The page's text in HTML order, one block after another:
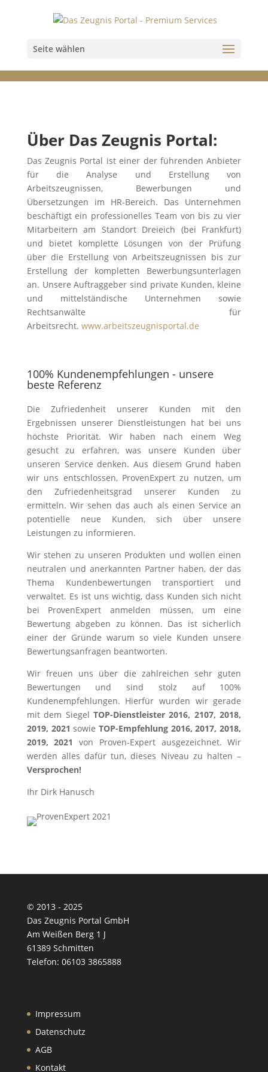
Seite wählen
Über Das Zeugnis Portal:
Das Zeugnis Portal ist einer der führenden Anbieter
für die Analyse und Erstellung von
Arbeitszeugnissen, Bewerbungen und
Übersetzungen im HR-Bereich. Das Unternehmen
beschäftigt ein professionelles Team von bis zu vier
Mitarbeitern am Standort Dreieich (bei Frankfurt)
und bietet komplette Lösungen von der Prüfung
über die Erstellung von Arbeitszeugnissen bis zur
Erstellung der kompletten Bewerbungsunterlagen
an. Unsere Auftraggeber sind private Kunden, kleine
und mittelständische Unternehmen sowie
Rechtsanwälte für
Arbeitsrecht. www.arbeitszeugnisportal.de
100% Kundenempfehlungen - unsere
beste Referenz
Die Zufriedenheit unserer Kunden mit den
Ergebnissen unserer Dienstleistungen hat bei uns
höchste Priorität. Wir haben nach einem Weg
gesucht zu erfahren, was unsere Kunden über
unseren Service denken. Aus diesem Grund haben
wir uns entschlossen, ProvenExpert zu nutzen, um
den Zufriedenheitsgrad unserer Kunden zu
ermitteln. Wir sehen das auch als einen Service an
potentielle neue Kunden, sich über unsere
Leistungen zu informieren.
Wir stehen zu unseren Produkten und wollen einen
neutralen und anerkannten Partner haben, der das
Thema Kundenbewertungen transportiert und
verwaltet. Es ist uns wichtig, dass Kunden sich nicht
bei ProvenExpert anmelden müssen, um eine
Bewertung abgeben zu können. Das ist sicherlich
einer der Gründe warum so viele Kunden unsere
Bewertungsanfragen beantworten.
Wir freuen uns über die zahlreichen sehr guten
Bewertungen und sind stolz auf 100%
Kundenempfehlungen. Hierfür wurden wir gerade
mit dem Siegel TOP-Dienstleister 2016, 2107, 2018,
2019, 2021 sowie TOP-Empfehlung 2016, 2017, 2018,
2019, 2021
von Proven-Expert ausgezeichnet. Wir
werden alles dafür tun, dieses Niveau zu halten –
Versprochen!
Ihr Dirk Hanusch
© 2013 - 2025
Das Zeugnis Portal GmbH
Am Weißen Berg 1 J
61389 Schmitten
Telefon: 06103 3865888
Impressum
Datenschutz
AGB
Kontakt